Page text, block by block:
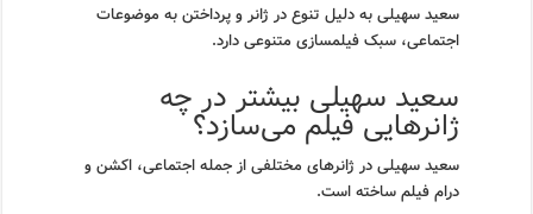
سعید سهیلی به دلیل تنوع در ژانر و پرداختن به موضوعات
اجتماعی، سبک فیلمسازی متنوعی دارد.
سعید سهیلی بیشتر در چه
ژانرهایی فیلم می‌سازد؟
سعید سهیلی در ژانرهای مختلفی از جمله اجتماعی، اکشن و
درام فیلم ساخته است.